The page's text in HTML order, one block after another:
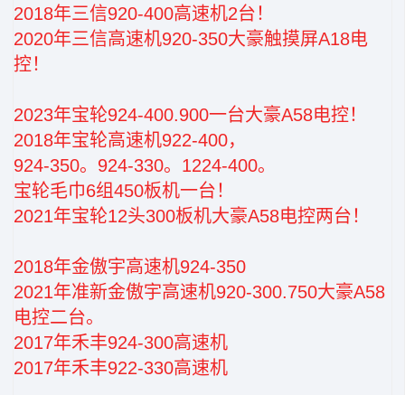
2018年三信920-400高速机2台！
2020年三信高速机920-350大豪触摸屏A18电
控！
2023年宝轮924-400.900一台大豪A58电控！
2018年宝轮高速机922-400，
924-350。924-330。1224-400。
宝轮毛巾6组450板机一台！
2021年宝轮12头300板机大豪A58电控两台！
2018年金傲宇高速机924-350
2021年准新金傲宇高速机920-300.750大豪A58
电控二台。
2017年禾丰924-300高速机
2017年禾丰922-330高速机